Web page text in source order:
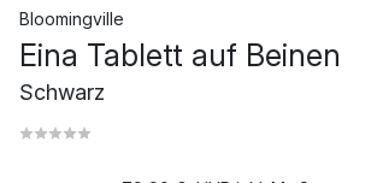
Bloomingville
Eina Tablett auf Beinen
Schwarz